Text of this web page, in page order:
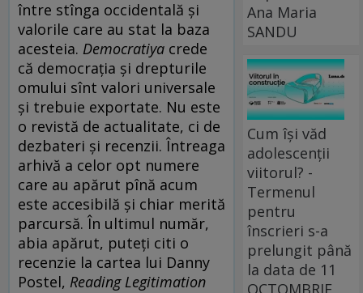
între stînga occidentală şi
valorile care au stat la baza
acesteia. Democratiya crede
că democraţia şi drepturile
omului sînt valori universale
şi trebuie exportate. Nu este
o revistă de actualitate, ci de
dezbateri şi recenzii. Întreaga
arhivă a celor opt numere
care au apărut pînă acum
este accesibilă şi chiar merită
parcursă. În ultimul număr,
abia apărut, puteţi citi o
recenzie la cartea lui Danny
Postel, Reading Legitimation
Ana Maria
SANDU
Cum își văd
adolescenții
viitorul? -
Termenul
pentru
înscrieri s-a
prelungit până
la data de 11
OCTOMBRIE